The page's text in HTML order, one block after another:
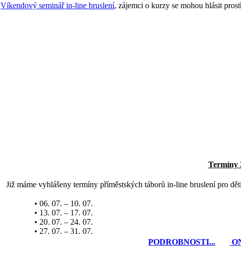
Víkendový seminář in-line bruslení, zájemci o kurzy se mohou hlásit
Termíny
Již máme vyhlášeny termíny příměstských táborů in-line bruslení pro
• 06. 07. – 10. 07.
• 13. 07. – 17. 07.
• 20. 07. – 24. 07.
• 27. 07. – 31. 07.
PODROBNOSTI...